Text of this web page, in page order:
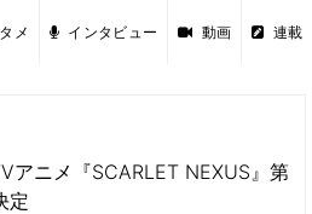
メ インタビュー 動画 連載
アニメ『SCARLET NEXUS』第
定